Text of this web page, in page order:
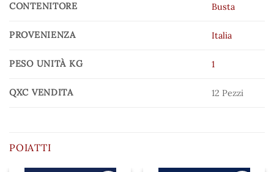
CONTENITORE Busta
PROVENIENZA Italia
PESO UNITÀ KG 1
QXC VENDITA 12 Pezzi
POIATTI